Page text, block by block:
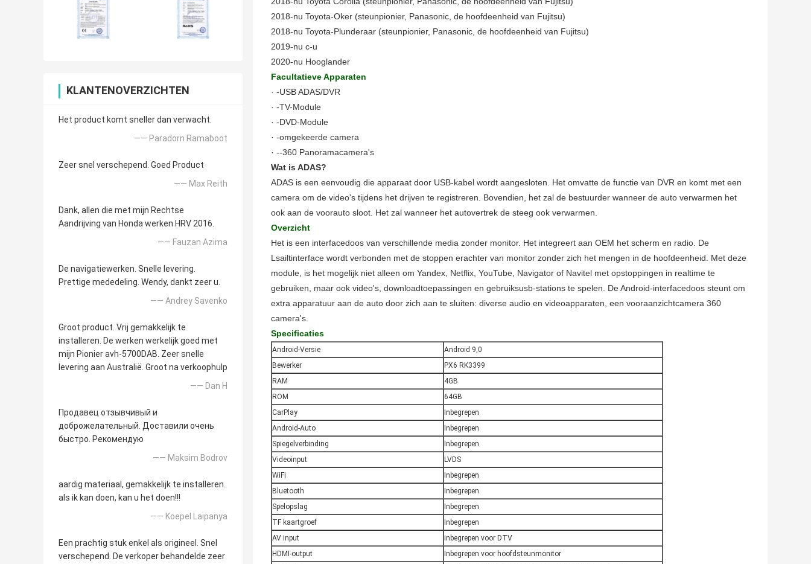
KLANTENOVERZICHTEN
Het product komt sneller dan verwacht.
—— Paradorn Ramaboot
Zeer snel verschepend. Goed Product
—— Max Reith
Dank, allen die met mijn Rechtse
Aandrijving van Honda werken HRV 2016.
—— Fauzan Azima
De navigatiewerken. Snelle levering.
Prettige mededeling. Wendy, dankt zeer u.
—— Andrey Savenko
Groot product. Vrij gemakkelijk te
installeren. De werken werkelijk goed met
mijn Pionier avh-5700DAB. Zeer snelle
levering aan Australië. Groot na verkoophulp
—— Dan H
Продавец отзывчивый и
доброжелательный. Доставили очень
быстро. Рекомендую
—— Maksim Bodrov
aardig materiaal, gemakkelijk te installeren.
als ik kan doen, kan u het doen!!!
—— Koepel Laipanya
Een prachtig stuk enkel als origineel. Snel
verschepend. De verkoper behandelde zeer
2018-nu Toyota-Oker (steunpionier, Panasonic, de hoofdeenheid van Fujitsu)
2018-nu Toyota-Plunderaar (steunpionier, Panasonic, de hoofdeenheid van Fujitsu)
2019-nu c-u
2020-nu Hooglander
Facultatieve Apparaten
· -USB ADAS/DVR
· -TV-Module
· -DVD-Module
· -omgekeerde camera
· --360 Panoramacamera's
Wat is ADAS?
ADAS is een eenvoudig die apparaat door USB-kabel wordt aangesloten. Het omvatte de functie van DVR en komt met een
camera om de video's tijdens het drijven te registreren. Bovendien, het zal de bestuurder wanneer de auto verwarmen het
ook aan de voorauto sloot. Het zal wanneer het autovertrek de steeg ook verwarmen.
Overzicht
Het is een interfacedoos van verschillende media zonder monitor. Het integreert aan OEM het scherm en radio. De
Lsailtinterface wordt verbonden met de stoppen erachter van monitor zonder zich het mengen in de hoofdeenheid. Met deze
module, is het mogelijk niet alleen om Yandex, Netflix, YouTube, Navigator of Navitel met opstoppingen in realtime te
gebruiken, maar ook video's, downloadtoepassingen en gebruiksusb-stations te spelen. De Android-interfacedoos steunt om
extra apparatuur aan de auto door zich aan te sluiten: diverse audio en videoapparaten, een vooraanzichtcamera 360
camera's.
Specificaties
Android-Versie
Android 9,0
Bewerker
PX6 RK3399
RAM
4GB
ROM
64GB
CarPlay
Inbegrepen
Android-Auto
Inbegrepen
Spiegelverbinding
Inbegrepen
Videoinput
LVDS
WiFi
Inbegrepen
Bluetooth
Inbegrepen
Spelopslag
Inbegrepen
TF kaartgroef
Inbegrepen
AV input
inbegrepen voor DTV
HDMI-output
Inbegrepen voor hoofdsteunmonitor